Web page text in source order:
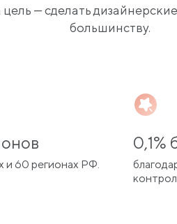
— сделать
большинству.
и 60 регионах РФ.
0,1%